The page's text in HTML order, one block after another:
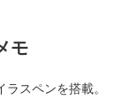
モ
スペンを搭載。